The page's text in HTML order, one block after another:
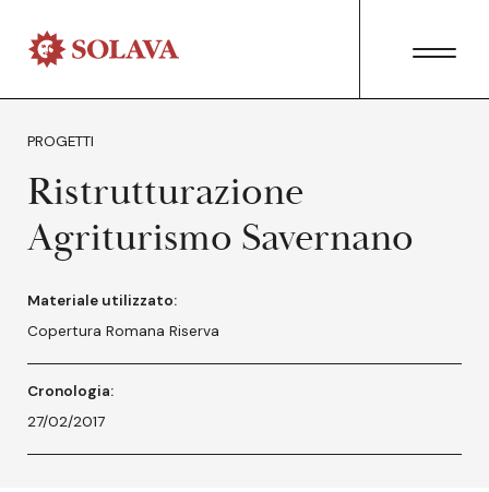
PROGETTI
Ristrutturazione
Agriturismo Savernano
Materiale utilizzato:
Copertura Romana Riserva
Cronologia:
27/02/2017